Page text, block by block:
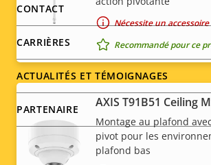
Nécessite un
Recommandé pour ce
AXIS T91B51 Ceiling
Montage au plafond
pivot pour les
plafond bas
menu
CONTACT
CARRIÈRES
ACTUALITÉS ET TÉMOIGNAGES
PARTENAIRE